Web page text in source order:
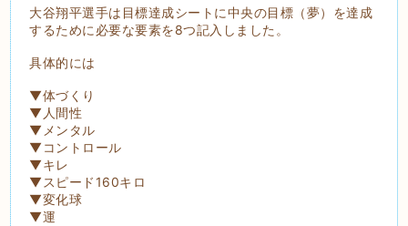
大谷翔平選手は目標達成シートに中央の目標（夢）を達成
するために必要な要素を8つ記入しました。
具体的には
▼体づくり
▼人間性
▼メンタル
▼コントロール
▼キレ
▼スピード160キロ
▼変化球
▼運